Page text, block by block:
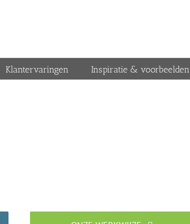
Klantervaringen Inspiratie & voorbeelden